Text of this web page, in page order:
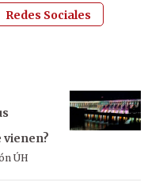
Redes Sociales
vienen?
ÚH